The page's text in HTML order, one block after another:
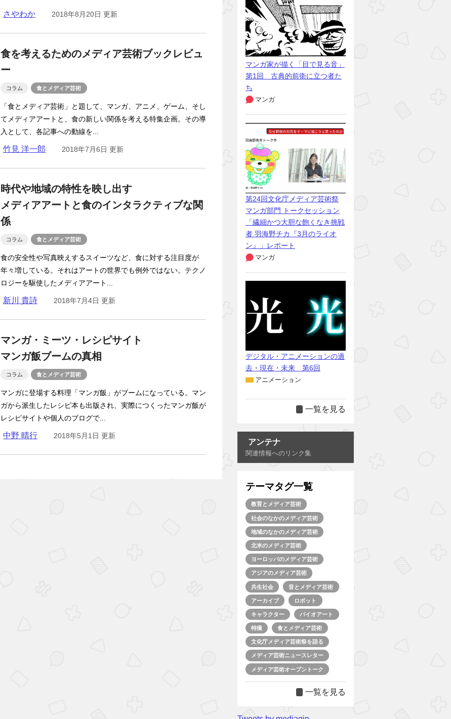
さやわか 2018年8月20日 更新
食を考えるためのメディア芸術ブックレビュ
ー
コラム 食とメディア芸術
「食とメディア芸術」と題して、マンガ、アニメ、ゲーム、そし
てメディアアートと、食の新しい関係を考える特集企画。その導
入として、各記事への動線を...
竹見 洋一郎 2018年7月6日 更新
時代や地域の特性を映し出す
メディアアートと食のインタラクティブな関
係
コラム 食とメディア芸術
食の安全性や写真映えするスイーツなど、食に対する注目度が
年々増している。それはアートの世界でも例外ではない。テクノ
ロジーを駆使したメディアアート...
新川 貴詩 2018年7月4日 更新
マンガ・ミーツ・レシピサイト
マンガ飯ブームの真相
コラム 食とメディア芸術
マンガに登場する料理「マンガ飯」がブームになっている。マン
ガから派生したレシピ本も出版され、実際につくったマンガ飯が
レシピサイトや個人のブログで...
中野 晴行 2018年5月1日 更新
マンガ家が描く「目で見る音」
第1回 古典的前衛に立つ者た
ち
マンガ
第24回文化庁メディア芸術祭
マンガ部門 トークセッション
「繊細かつ大胆な飽くなき挑戦
者 羽海野チカ『3月のライオ
ン』」レポート
マンガ
デジタル・アニメーションの過
去・現在・未来 第6回
アニメーション
一覧を見る
アンテナ
関連情報へのリンク集
テーマタグ一覧
教育とメディア芸術
社会のなかのメディア芸術
地域のなかのメディア芸術
北米のメディア芸術
ヨーロッパのメディア芸術
アジアのメディア芸術
共生社会 音とメディア芸術
アーカイブ ロボット
キャラクター バイオアート
特撮 食とメディア芸術
文化庁メディア芸術祭を語る
メディア芸術ニュースレター
メディア芸術オープントーク
一覧を見る